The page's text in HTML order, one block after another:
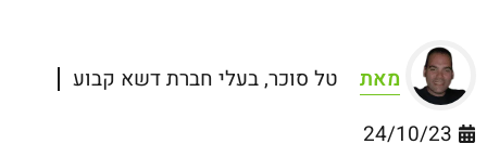
מאת
טל סוכר, בעלי חברת דשא קבוע
24/10/23